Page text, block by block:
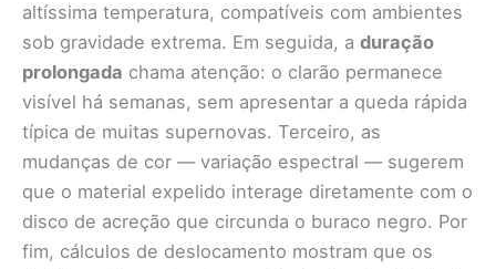
altíssima temperatura, compatíveis com ambientes
sob gravidade extrema. Em seguida, a duração
prolongada chama atenção: o clarão permanece
visível há semanas, sem apresentar a queda rápida
típica de muitas supernovas. Terceiro, as
mudanças de cor — variação espectral — sugerem
que o material expelido interage diretamente com o
disco de acreção que circunda o buraco negro. Por
fim, cálculos de deslocamento mostram que os